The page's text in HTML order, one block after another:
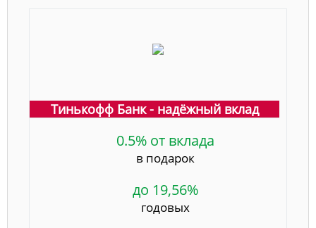
Тинькофф Банк - надёжный вклад
0.5% от вклада
в подарок
до 19,56%
годовых